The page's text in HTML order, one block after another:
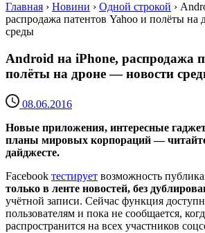
Главная › Новини › Одной строкой ›
распродажа патентов Yahoo и полёты
среды
Android на iPhone, распродажа
полёты на дроне — новости
08.06.2016
Новые приложения, интересные
планы мировых корпораций —
дайджесте.
Facebook тестирует возможность
только в ленте новостей, без
учётной записи. Сейчас функция
пользователям и пока не сообщается,
распространится на всех участников